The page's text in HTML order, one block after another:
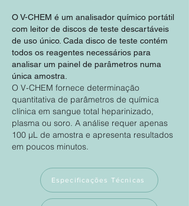
O V-CHEM é um analisador químico portátil
com leitor de discos de teste descartáveis
de uso único. Cada disco de teste contém
todos os reagentes necessários para
analisar um painel de parâmetros numa
única amostra.
O V-CHEM fornece determinação
quantitativa de parâmetros de química
clínica em sangue total heparinizado,
plasma ou soro. A análise requer apenas
100 μL de amostra e apresenta resultados
em poucos minutos.
Especificações Técnicas